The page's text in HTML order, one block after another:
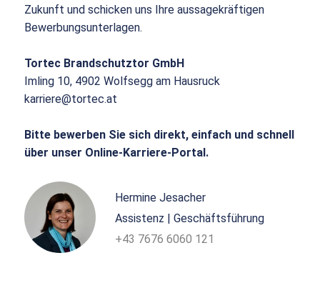
Zukunft und schicken uns Ihre aussagekräftigen
Bewerbungsunterlagen.
Tortec Brandschutztor GmbH
Imling 10, 4902 Wolfsegg am Hausruck
karriere@tortec.at
Bitte bewerben Sie sich direkt, einfach und schnell
über unser Online-Karriere-Portal.
Hermine Jesacher
Assistenz | Geschäftsführung
+43 7676 6060 121